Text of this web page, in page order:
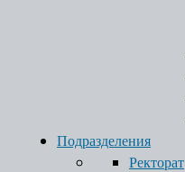
Подразделения
Ректорат